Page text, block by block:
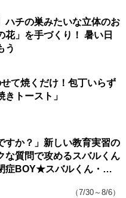
ハチの巣みたいな立体のお
花」を手づくり！ 暑い日
う
せて焼くだけ！包丁いらず
トースト」
すか？」新しい教育実習の
な質問で攻めるスバルくん
症BOY★スバルくん・
（7/30～8/6）